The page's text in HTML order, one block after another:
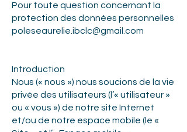
​Pour toute question concernant la
protection des données personnelles
poleseaurelie.ibclc@gmail.com
Introduction
Nous (« nous ») nous soucions de la vie
privée des utilisateurs (l’« utilisateur »
ou « vous ») de notre site Internet
et/ou de notre espace mobile (le «